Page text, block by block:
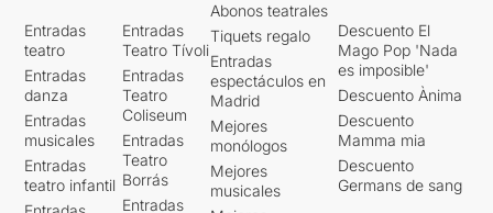
Entradas
teatro
Entradas
danza
Entradas
musicales
Entradas
teatro infantil
Entradas
Teatro Tívoli
Entradas
Teatro
Coliseum
Entradas
Teatro
Borrás
Entradas
Abonos teatrales
Tiquets regalo
Entradas
espectáculos en
Madrid
Mejores
monólogos
Mejores
musicales
Descuento El
Mago Pop 'Nada
es imposible'
Descuento Ànima
Descuento
Mamma mia
Descuento
Germans de sang